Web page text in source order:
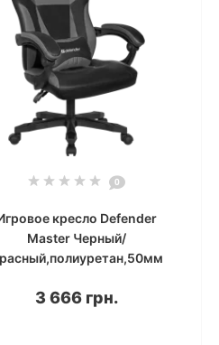
0
кресло Defender
Master Черный/
3 666 грн.